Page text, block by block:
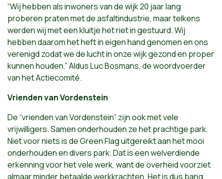
“Wij hebben als inwoners van de wijk 20 jaar lang
proberen praten met de asfaltindustrie, maar telkens
werden wij met een kluitje het riet in gestuurd. Wij
hebben daarom het heft in eigen hand genomen en ons
verenigd zodat we de lucht in onze wijk gezond en proper
kunnen houden.” Aldus Luc Bosmans, de woordvoerder
van het Actiecomité.
Vrienden van Vordenstein
De “vrienden van Vordenstein” zijn ook met vele
vrijwilligers. Samen onderhouden ze het prachtige park.
Niet voor niets is de Green Flag uitgereikt aan het mooi
onderhouden en divers park. Dat is een welverdiende
erkenning voor het vele werk, want de overheid voorziet
almaar minder betaalde werkkrachten. Het is dus bang